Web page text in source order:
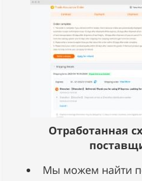
Отработанная
Мы можем найти